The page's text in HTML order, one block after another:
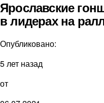
Ярославские
в лидерах на
Опубликовано:
5 лет назад
от